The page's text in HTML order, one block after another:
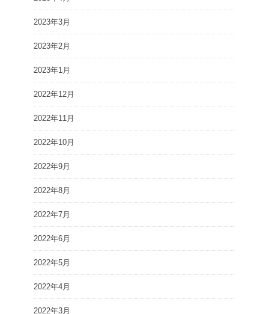
2023年3月
2023年2月
2023年1月
2022年12月
2022年11月
2022年10月
2022年9月
2022年8月
2022年7月
2022年6月
2022年5月
2022年4月
2022年3月